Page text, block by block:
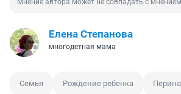
Елена Степанова
многодетная мама
Семья Рождение ребенка